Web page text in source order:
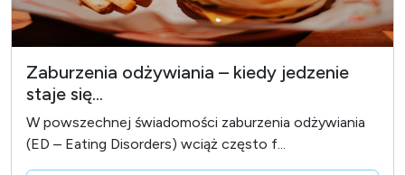
Zaburzenia odżywiania – kiedy jedzenie
staje się...
W powszechnej świadomości zaburzenia odżywiania
(ED – Eating Disorders) wciąż często f...